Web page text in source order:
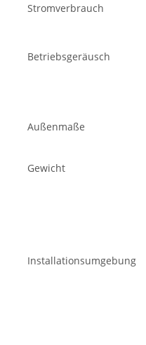
Stromverbrauch
Betriebsgeräusch
Außenmaße
Gewicht
Installationsumgebung